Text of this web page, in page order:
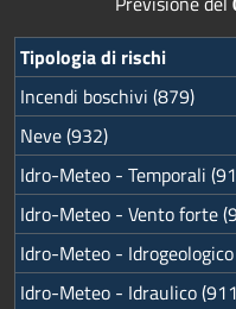
Tipologia di rischi
Incendi boschivi (879)
Neve (932)
Idro-Meteo - Temporali
Idro-Meteo - Vento forte
Idro-Meteo -
Idro-Meteo - Idraulico